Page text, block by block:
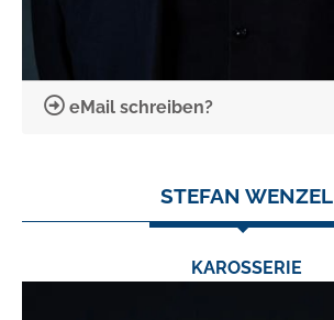
eMail schreiben?
STEFAN WENZEL
KAROSSERIE